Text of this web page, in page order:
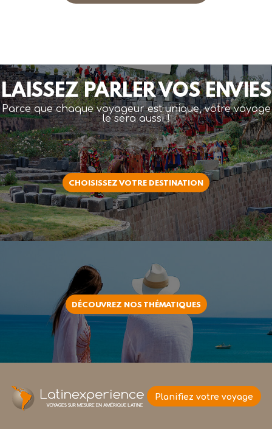
LAISSEZ PARLER VOS ENVIES
Parce que chaque voyageur est unique, votre voyage
le sera aussi !
CHOISISSEZ VOTRE DESTINATION
DÉCOUVREZ NOS THÉMATIQUES
Planifiez votre voyage